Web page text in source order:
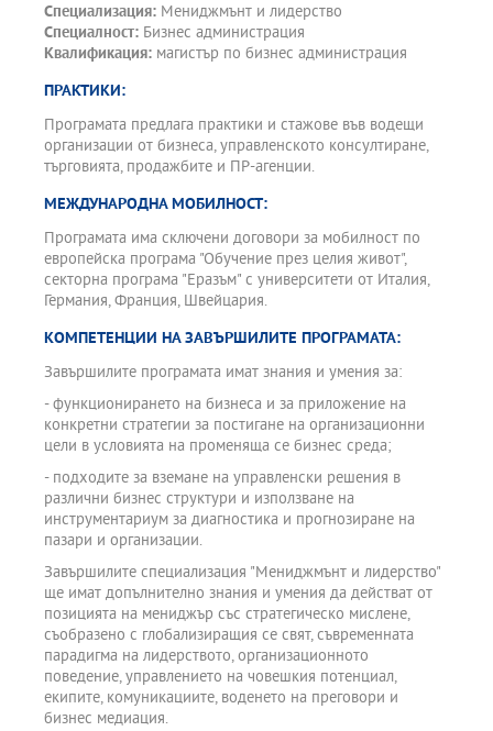
Специализация: Мениджмънт и лидерство
Специалност: Бизнес администрация
Квалификация: магистър по бизнес администрация
ПРАКТИКИ:
Програмата предлага практики и стажове във водещи
организации от бизнеса, управленското консултиране,
търговията, продажбите и ПР-агенции.
МЕЖДУНАРОДНА МОБИЛНОСТ:
Програмата има сключени договори за мобилност по
европейска програма "Обучение през целия живот",
секторна програма "Еразъм" с университети от Италия,
Германия, Франция, Швейцария.
КОМПЕТЕНЦИИ НА ЗАВЪРШИЛИТЕ ПРОГРАМАТА:
Завършилите програмата имат знания и умения за:
- функционирането на бизнеса и за приложение на
конкретни стратегии за постигане на организационни
цели в условията на променяща се бизнес среда;
- подходите за вземане на управленски решения в
различни бизнес структури и използване на
инструментариум за диагностика и прогнозиране на
пазари и организации.
Завършилите специализация "Мениджмънт и лидерство"
ще имат допълнително знания и умения да действат от
позицията на мениджър със стратегическо мислене,
съобразено с глобализиращия се свят, съвременната
парадигма на лидерството, организационното
поведение, управлението на човешкия потенциал,
екипите, комуникациите, воденето на преговори и
бизнес медиация.